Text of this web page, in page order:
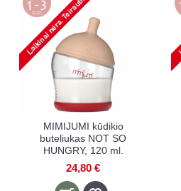
MIMIJUMI kūdikio
buteliukas NOT SO
HUNGRY, 120 ml.
24,80 €